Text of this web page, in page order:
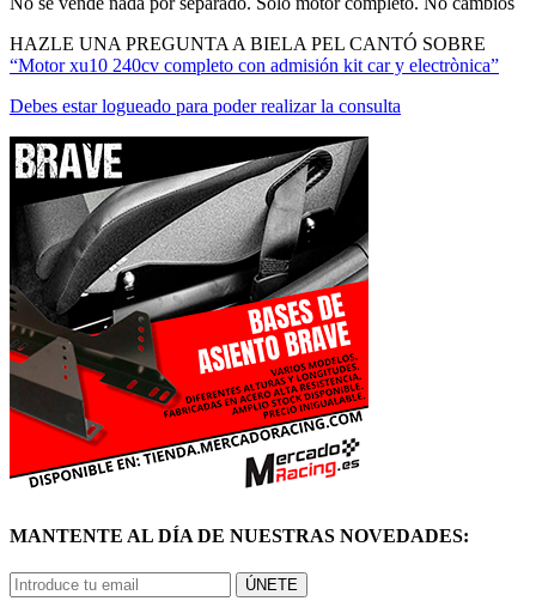
HAZLE UNA PREGUNTA A BIELA PEL CANTÓ SOBRE
“Motor xu10 240cv completo con admisión kit car y electrònica”
Debes estar logueado para poder realizar la consulta